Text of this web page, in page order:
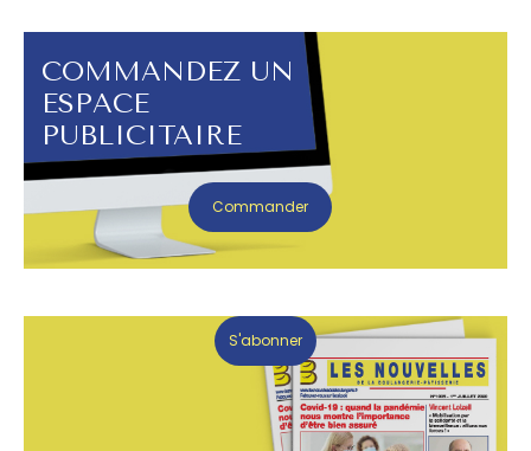
COMMANDEZ UN
ESPACE
PUBLICITAIRE
Commander
S'abonner